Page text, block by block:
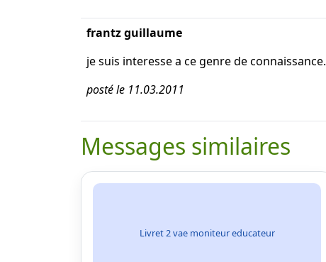
frantz guillaume
je suis interesse a ce genre de connaissance.
posté le 11.03.2011
Messages similaires
Livret 2 vae moniteur educateur